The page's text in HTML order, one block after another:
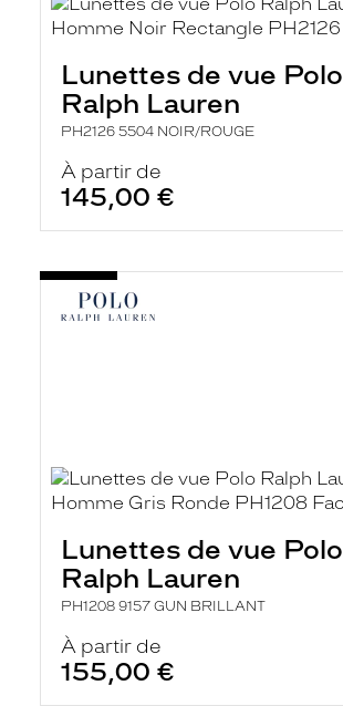
Lunettes de vue Polo
Ralph Lauren
PH2126 5504 NOIR/ROUGE
À partir de
145,00 €
Lunettes de vue Polo
Ralph Lauren
PH1208 9157 GUN BRILLANT
À partir de
155,00 €